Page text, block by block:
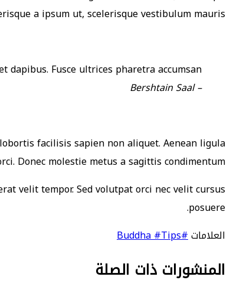
a ipsum ut, scelerisque vestibulum mauris.
Fusce ultrices pharetra accumsan.
– Bershtain Saal
facilisis sapien non aliquet. Aenean ligula
Donec molestie metus a sagittis condimentum.
velit tempor. Sed volutpat orci nec velit cursus
posuere.
العلامات#Buddha
#Tips
المنشورات ذات الصلة